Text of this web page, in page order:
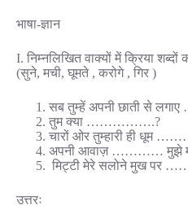
भाषा-ज्ञान
I. निम्नलिखित वाक्यों में क्रिया शब्दों
(सुने, मची, घूमते , करोगे , गिर )
सब तुम्हें अपनी छाती से
तुम क्या …………….?
चारों ओर तुम्हारी ही धूम
अपनी आवाज़ ………… मुझे
मिट्टी मेरे सलोने मुख पर
उत्तरः